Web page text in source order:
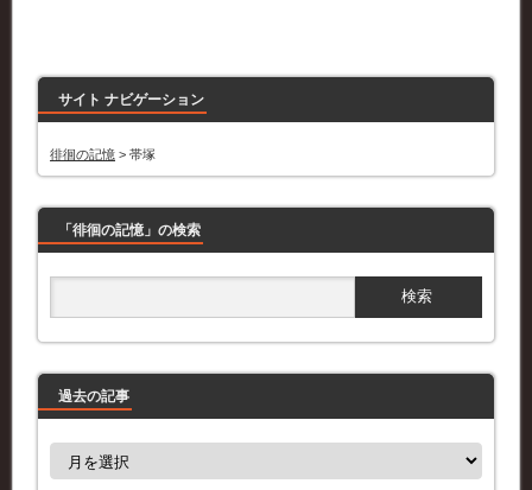
サイト ナビゲーション
徘徊の記憶 > 帯塚
「徘徊の記憶」の検索
過去の記事
過